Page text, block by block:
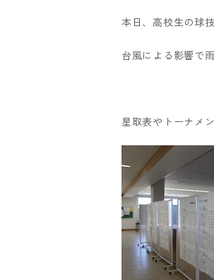
本日、高校生の球
台風による影響で
星取表やトーナメ